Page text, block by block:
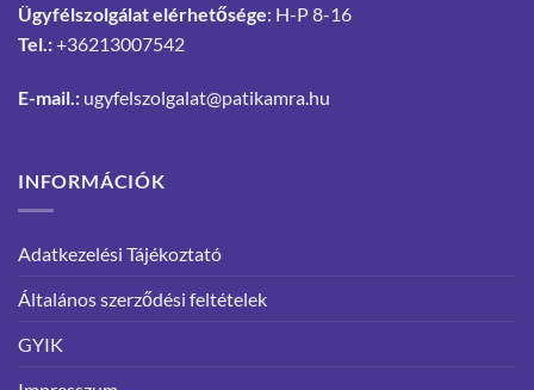
Ügyfélszolgálat elérhetősége: H-P 8-16
Tel.:+36213007542
E-mail.: ugyfelszolgalat@patikamra.hu
INFORMÁCIÓK
Adatkezelési Tájékoztató
Általános szerződési feltételek
GYIK